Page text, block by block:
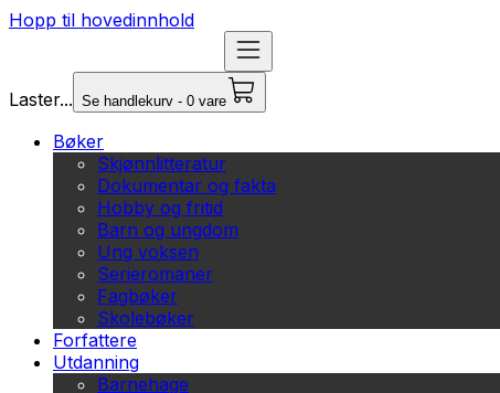
Hopp til hovedinnhold
Laster... Se handlekurv - 0 vare
Bøker
Skjønnlitteratur
Dokumentar og fakta
Hobby og fritid
Barn og ungdom
Ung voksen
Serieromaner
Fagbøker
Skolebøker
Forfattere
Utdanning
Barnehage